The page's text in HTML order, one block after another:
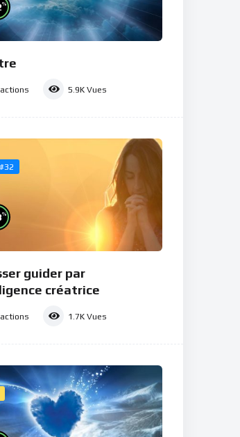
%
5.9K Vues
#32
%
guider par
créatrice
1.7K Vues